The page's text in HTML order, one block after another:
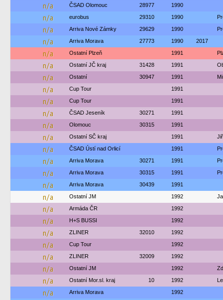
n/a ČSAD Olomouc 28977 1990
n/a eurobus 29310 1990
n/a Arriva Nové Zámky 29629 1990
n/a Arriva Morava 27773 1990 2017
n/a Ostatní Plzeň 1991
n/a Ostatní JČ kraj 31428 1991
n/a Ostatní 30947 1991
n/a Cup Tour 1991
n/a Cup Tour 1991
n/a ČSAD Jeseník 30271 1991
n/a Olomouc 30315 1991
n/a Ostatní SČ kraj 1991
n/a ČSAD Ústí nad Orlicí 1991
n/a Arriva Morava 30271 1991
n/a Arriva Morava 30315 1991
n/a Arriva Morava 30439 1991
n/a Ostatní JM 1992
n/a Armáda ČR 1992
n/a H+S BUSSI 1992
n/a ZLINER 32010 1992
n/a Cup Tour 1992
n/a ZLINER 32009 1992
n/a Ostatní JM 1992
n/a Ostatní Mor.sl. kraj 10 1992
n/a Arriva Morava 1992